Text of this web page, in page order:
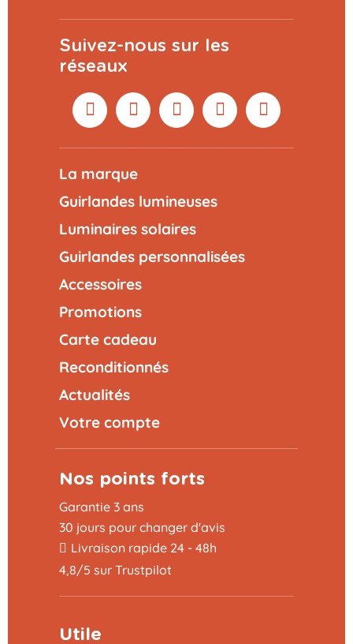
Suivez-nous sur les
réseaux
La marque
Guirlandes lumineuses
Luminaires solaires
Guirlandes personnalisées
Accessoires
Promotions
Carte cadeau
Reconditionnés
Actualités
Votre compte
Nos points forts
Garantie 3 ans
30 jours pour changer d'avis
Livraison rapide 24 - 48h
4,8/5 sur Trustpilot
Utile